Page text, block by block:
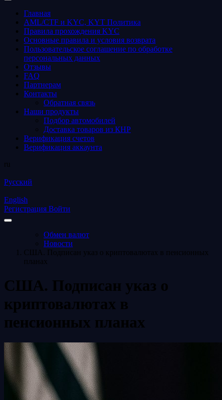
Главная
AML/CTF и KYC, KYT Политика
Правила прохождения KYC
Основные правила и условия возврата
Пользовательское соглашение по обработке
персональных данных
Отзывы
FAQ
Партнерам
Контакты
Обратная связь
Наши продукты
Подбор автомобилей
Доставка товаров из КНР
Верификация счетов
Верификация аккаунта
ru
Русский
English
Регистрация Войти
Обмен валют
Новости
США. Подписан указ о криптовалютах в пенсионных
планах
США. Подписан указ о
криптовалютах в
пенсионных планах